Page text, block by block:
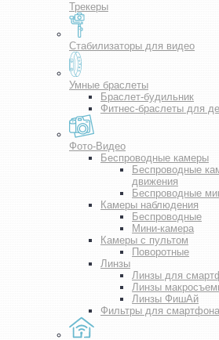
Трекеры
Стабилизаторы для видео
Умные браслеты
Браслет-будильник
Фитнес-браслеты для
Фото-Видео
Беспроводные камеры
Беспроводные
движения
Беспроводные
Камеры наблюдения
Беспроводные
Мини-камера
Камеры с пультом
Поворотные
Линзы
Линзы для
Линзы
Линзы ФишАй
Фильтры для смартфона